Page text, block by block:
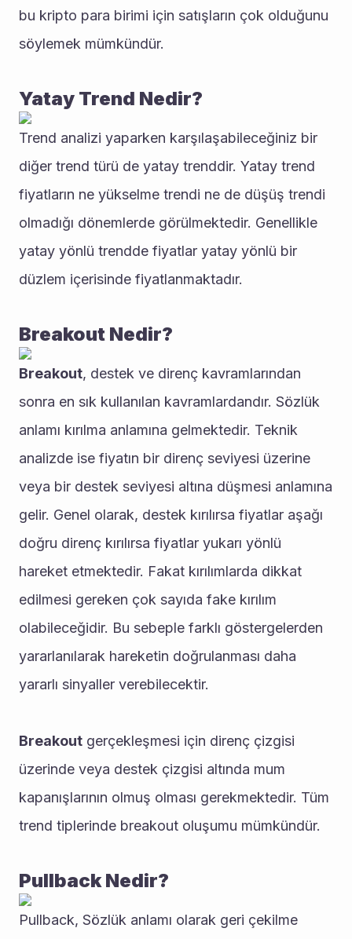
bu kripto para birimi için satışların çok olduğunu
söylemek mümkündür.
Yatay Trend Nedir?
Trend analizi yaparken karşılaşabileceğiniz bir
diğer trend türü de yatay trenddir. Yatay trend
fiyatların ne yükselme trendi ne de düşüş trendi
olmadığı dönemlerde görülmektedir. Genellikle
yatay yönlü trendde fiyatlar yatay yönlü bir
düzlem içerisinde fiyatlanmaktadır.
Breakout Nedir?
Breakout, destek ve direnç kavramlarından
sonra en sık kullanılan kavramlardandır. Sözlük
anlamı kırılma anlamına gelmektedir. Teknik
analizde ise fiyatın bir direnç seviyesi üzerine
veya bir destek seviyesi altına düşmesi anlamına
gelir. Genel olarak, destek kırılırsa fiyatlar aşağı
doğru direnç kırılırsa fiyatlar yukarı yönlü
hareket etmektedir. Fakat kırılımlarda dikkat
edilmesi gereken çok sayıda fake kırılım
olabileceğidir. Bu sebeple farklı göstergelerden
yararlanılarak hareketin doğrulanması daha
yararlı sinyaller verebilecektir.
Breakout gerçekleşmesi için direnç çizgisi
üzerinde veya destek çizgisi altında mum
kapanışlarının olmuş olması gerekmektedir. Tüm
trend tiplerinde breakout oluşumu mümkündür.
Pullback Nedir?
Pullback, Sözlük anlamı olarak geri çekilme